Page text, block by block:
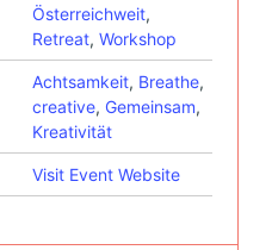
Österreichweit,
Retreat, Workshop
Achtsamkeit, Breathe,
creative, Gemeinsam,
Kreativität
Visit Event Website